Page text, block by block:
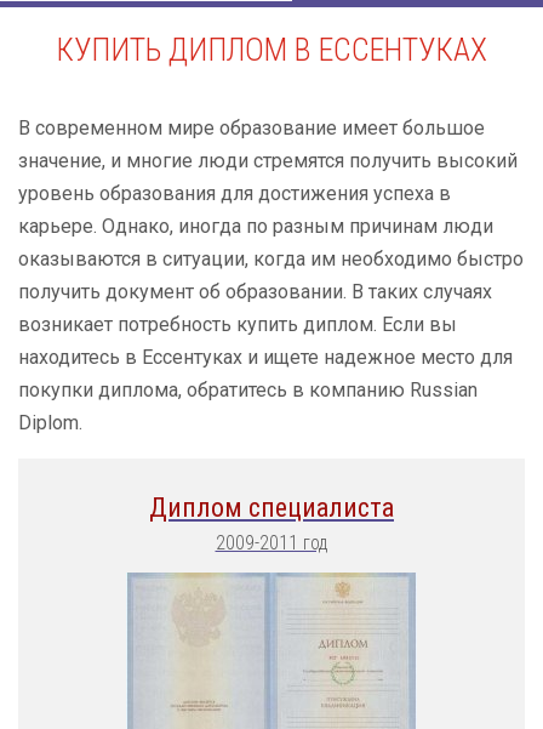
КУПИТЬ ДИПЛОМ В ЕССЕНТУКАХ
В современном мире образование имеет большое
значение, и многие люди стремятся получить высокий
уровень образования для достижения успеха в
карьере. Однако, иногда по разным причинам люди
оказываются в ситуации, когда им необходимо быстро
получить документ об образовании. В таких случаях
возникает потребность купить диплом. Если вы
находитесь в Ессентуках и ищете надежное место для
покупки диплома, обратитесь в компанию Russian
Diplom.
Диплом специалиста
2009-2011 год